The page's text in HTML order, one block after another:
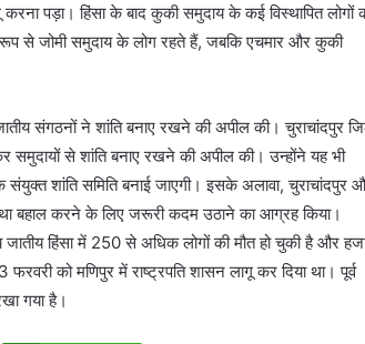
पड़ा। हिंसा के बाद कुकी समुदाय के कई विस्थापित लोगों
रूप से जोमी समुदाय के लोग रहते हैं, जबकि एचमार और कुकी
संगठनों ने शांति बनाए रखने की अपील की। चुराचांदपुर
से शांति बनाए रखने की अपील की। उन्होंने यह भी
शांति समिति बनाई जाएगी। इसके अलावा, चुराचांदपुर
बहाल करने के लिए जरूरी कदम उठाने का आग्रह किया।
हिंसा में 250 से अधिक लोगों की मौत हो चुकी है और
को मणिपुर में राष्ट्रपति शासन लागू कर दिया था। पूर्व
गया है।